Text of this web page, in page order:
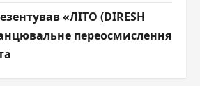
«ЛІТО (DIRESH
переосмислення